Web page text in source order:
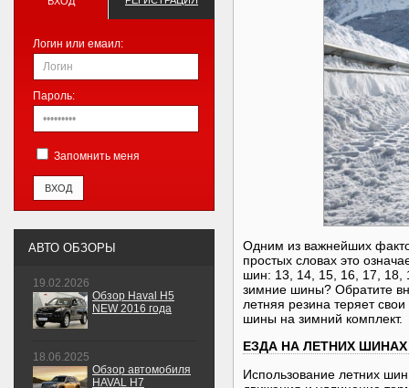
Одним из важнейших
простых словах это
шин: 13, 14, 15, 16, 17, 18,
зимние шины? Обратите
летняя резина теряет
шины на зимний комплект.
ЕЗДА НА ЛЕТНИХ
Использование летних
Логин или емаил:
Пароль:
Запомнить меня
АВТО ОБЗОРЫ
19.02.2026
Обзор Haval H5
NEW 2016 года
18.06.2025
Обзор автомобиля
HAVAL H7